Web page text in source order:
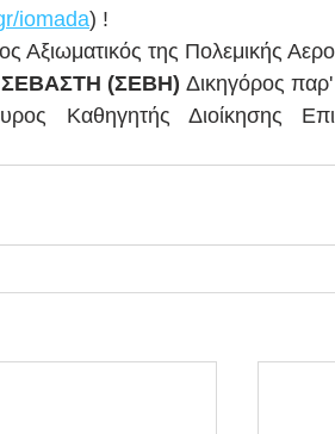
iomada) !
Αξιωματικός της Πολεμικής
(ΣΕΒΗ) Δικηγόρος
Καθηγητής Διοίκησης